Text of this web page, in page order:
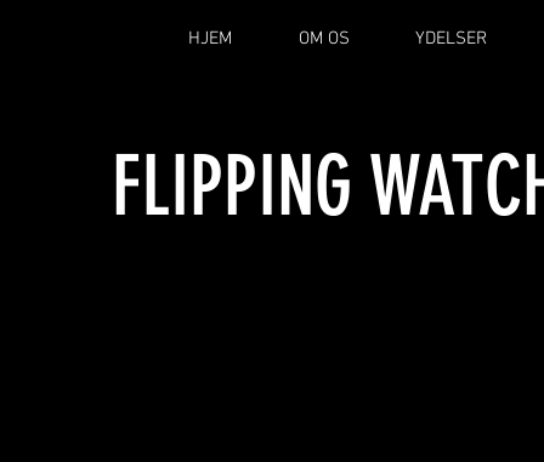
HJEM OM OS YDELSER
FLIPPING